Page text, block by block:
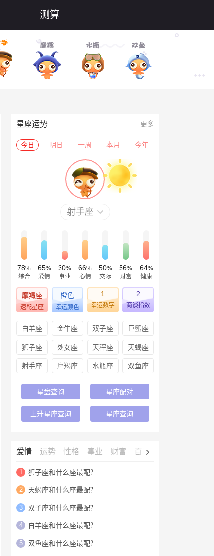
测算
星座运势 更多
今日 明日 一周 本月 今年
射手座
78%
综合
65%
爱情
30%
事业
66%
心情
50%
交际
56%
财富
64%
健康
摩羯座
速配星座
橙色
幸运颜色
1
幸运数字
2
商谈指数
白羊座 金牛座 双子座 巨蟹座
狮子座 处女座 天秤座 天蝎座
射手座 摩羯座 水瓶座 双鱼座
星盘查询 星座配对
上升星座查询 星座查询
爱情 运势 性格 事业 财富 百科
1 狮子座和什么座最配？
2 天蝎座和什么座最配？
3 双子座和什么座最配？
4 白羊座和什么座最配？
5 双鱼座和什么座最配？